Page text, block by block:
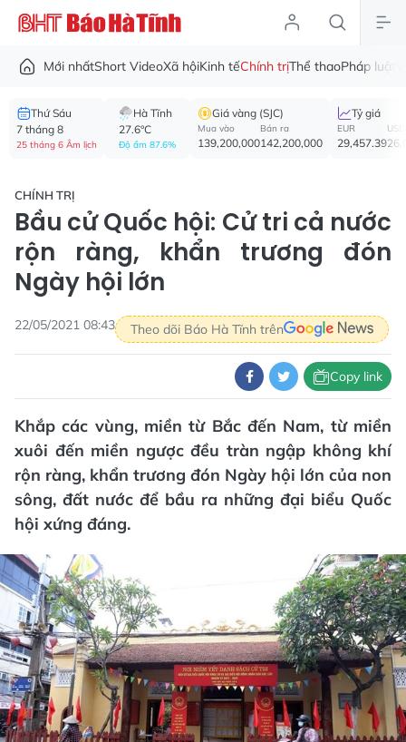
Mới nhấtShort VideoXã hộiKinh tếChính trịThể thaoPháp luật
Thứ Sáu
7 tháng 8
25 tháng 6 Âm lịch
Hà Tĩnh
27.6°C
Độ ẩm 87.6%
Giá vàng (SJC)
Mua vào
139,200,000
Bán ra
142,200,000
Tỷ giá
EUR
29,457.39
USD
CHÍNH TRỊ
Bầu cử Quốc hội: Cử tri cả nước
rộn ràng, khẩn trương đón
Ngày hội lớn
22/05/2021 08:43 Theo dõi Báo Hà Tĩnh trên
Copy link
Khắp các vùng, miền từ Bắc đến Nam, từ miền
xuôi đến miền ngược đều tràn ngập không khí
rộn ràng, khẩn trương đón Ngày hội lớn của non
sông, đất nước để bầu ra những đại biểu Quốc
hội xứng đáng.